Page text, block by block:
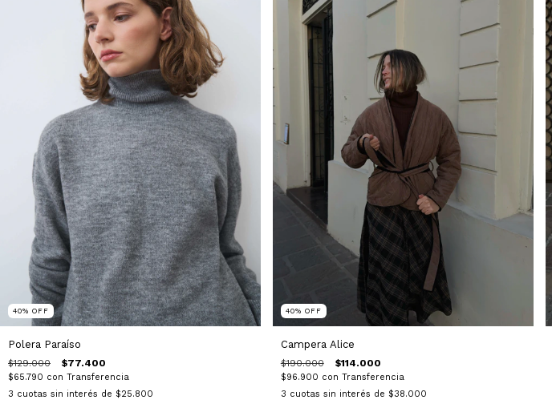
40% OFF
Polera Paraíso
$129.000 $77.400
$65.790 con Transferencia
3 cuotas sin interés de $25.800
40% OFF
Campera Alice
$190.000 $114.000
$96.900 con Transferencia
3 cuotas sin interés de $38.000